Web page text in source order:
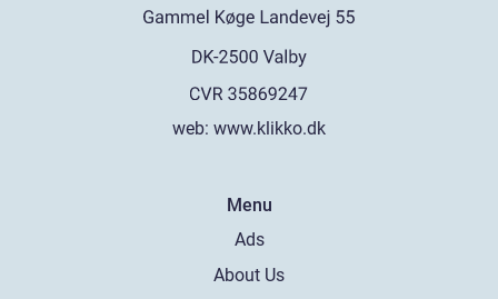
web: www.klikko.dk
Menu
Ads
About Us